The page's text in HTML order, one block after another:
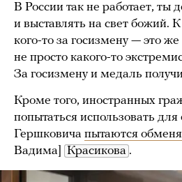
В России так не работает, ты
и выставлять на свет божий.
кого-то за госизмену — это
не просто какого-то
За госизмену и медаль
Кроме того, иностранных
попытаться использовать
Гершковича пытаются
Вадима]
Красикова .